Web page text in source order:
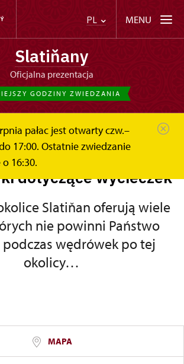
PL MENU
Slatiňany
Oficjalna prezentacja
GODZINY ZWIEDZANIA
pałac jest otwarty czw.–
17:00. Ostatnie zwiedzanie
16:30.
wycieczek
dotyczące wycieczek
Slatiňan oferują wiele
nie powinni Państwo
wędrówek po tej
okolicy…
MAPA